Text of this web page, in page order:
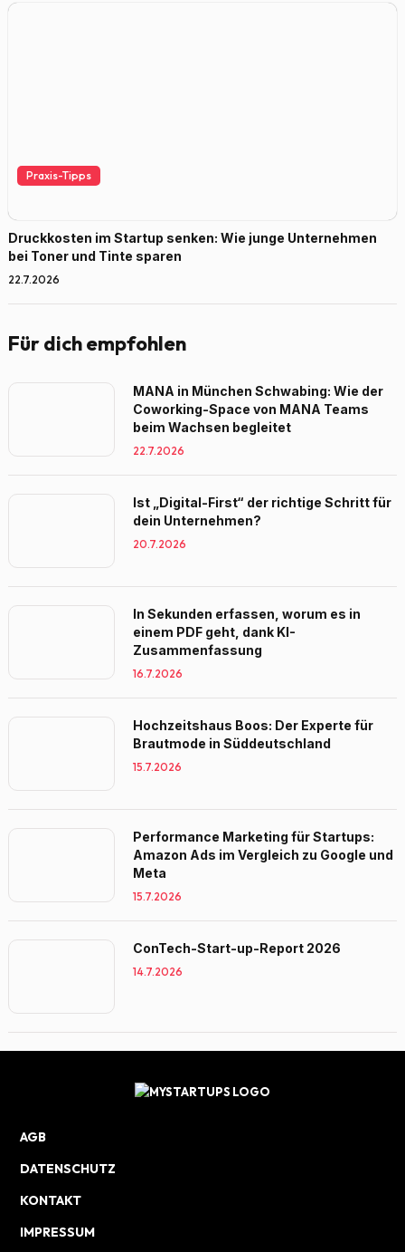
Praxis-Tipps
Druckkosten im Startup senken: Wie junge Unternehmen
bei Toner und Tinte sparen
22.7.2026
Für dich empfohlen
MANA in München Schwabing: Wie der
Coworking-Space von MANA Teams
beim Wachsen begleitet
22.7.2026
Ist „Digital-First“ der richtige Schritt für
dein Unternehmen?
20.7.2026
In Sekunden erfassen, worum es in
einem PDF geht, dank KI-
Zusammenfassung
16.7.2026
Hochzeitshaus Boos: Der Experte für
Brautmode in Süddeutschland
15.7.2026
Performance Marketing für Startups:
Amazon Ads im Vergleich zu Google und
Meta
15.7.2026
ConTech-Start-up-Report 2026
14.7.2026
AGB
DATENSCHUTZ
KONTAKT
IMPRESSUM